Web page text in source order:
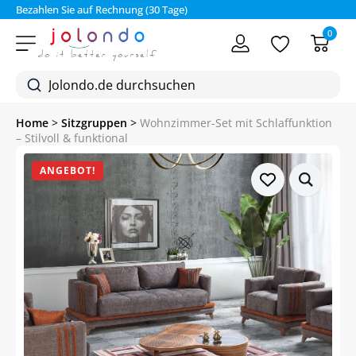
Bezahlen Sie auf Rechnung (30 Tage)
0
Home > Sitzgruppen > Wohnzimmer-Set mit Schlaffunktion
– Stilvoll & funktional
ANGEBOT!